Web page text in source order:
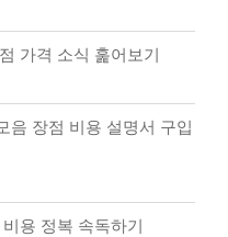
가격 소식 훑어보기
음 장점 비용 설명서 구입
용 정복 속독하기